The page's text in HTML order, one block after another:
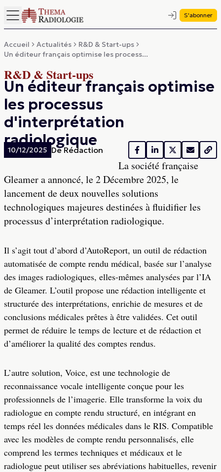
S'abonner
Accueil Actualités
R&D & Start-ups
Un éditeur français optimise les process...
R&D & Start-ups
Un éditeur français optimise
les processus
d'interprétation
radiologique
10/12/2025 DeRédaction
La société française
Gleamer a annoncé, le 2 Décembre 2025, le
lancement de deux nouvelles solutions
technologiques majeures destinées à fluidifier les
processus d’interprétation radiologique.
Il s’agit tout d’abord d’AutoReport, un outil de rédaction
automatisée de compte rendu médical, basée sur l’analyse
des images radiologiques, elles-mêmes analysées par l’IA
de Gleamer. L’outil propose une rédaction intelligente et
structurée des interprétations, enrichie de mesures et de
conclusions médicales prêtes à être validées. Cet outil
permet de réduire le temps de lecture et de rédaction et
d’améliorer la qualité des comptes rendus.
L’autre solution, Voice, est une technologie de
reconnaissance vocale intelligente conçue pour les
professionnels de l’imagerie. Elle transforme la voix du
radiologue en compte rendu structuré, en intégrant en
temps réel les données médicales dans le RIS. Compatible
avec les modèles de compte rendu personnalisés, elle
comprend les termes techniques et médicaux et le
radiologue peut utiliser ses abréviations habituelles, revenir